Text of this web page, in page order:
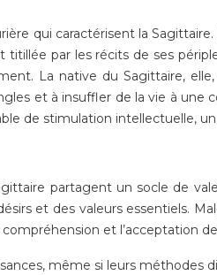
qui caractérisent la
par les récits de ses
La native du Sagittaire,
et à insuffler de la vie à une
de stimulation intellectuelle, un
partagent un socle de
et des valeurs essentiels.
et l’acceptation
même si leurs méthodes